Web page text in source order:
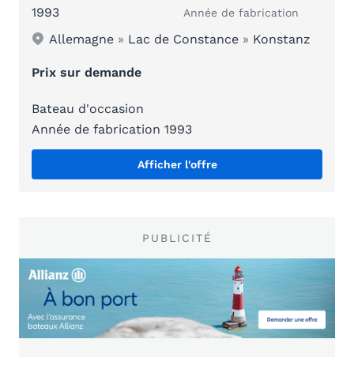
1993 Année de fabrication
Allemagne » Lac de Constance » Konstanz
Prix sur demande
Bateau d'occasion
Année de fabrication 1993
Afficher l'offre
PUBLICITÉ